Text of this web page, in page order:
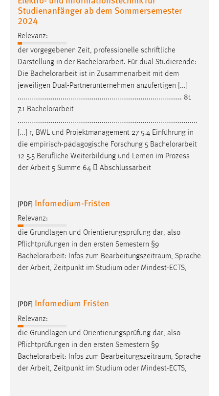
Studienanfänger ab dem Sommersemester
2024
Relevanz:
der vorgegebenen Zeit, professionelle schriftliche
Darstellung in der Bachelorarbeit. Für dual Studierende:
Die Bachelorarbeit ist in Zusammenarbeit mit dem
jeweiligen Dual-Partnerunternehmen anzufertigen [...]
.................................................................................... 81
7.1 Bachelorarbeit
............................................................................................
[...] r, BWL und Projektmanagement 27 5.4 Einführung in
die empirisch-pädagogische Forschung 5 Bachelorarbeit
12 5.5 Berufliche Weiterbildung und Lernen im Prozess
der Arbeit 5 Summe 64  Abschlussarbeit
[PDF] Infomedium-Fristen
Relevanz:
die Grundlagen und Orientierungsprüfung dar, also
Pflichtprüfungen in den ersten Semestern §9
Bachelorarbeit: Infos zum Bearbeitungszeitraum, Sprache
der Arbeit, Zeitpunkt im Studium oder Mindest-ECTS,
[PDF] Infomedium Fristen
Relevanz:
die Grundlagen und Orientierungsprüfung dar, also
Pflichtprüfungen in den ersten Semestern §9
Bachelorarbeit: Infos zum Bearbeitungszeitraum, Sprache
der Arbeit, Zeitpunkt im Studium oder Mindest-ECTS,
staticfilecache
Zweck:
gespeichert, ob man eingeloggt ist.
Sprachpräferenz
Name:
site-language-preference
Zweck:
Das Cookie speichert die gewählte Sprache der Website.
Cookie Laufzeit:
30 Tage
Name:
MibewSessionID, MIBEW_UserID, mibew_locale, mibew-
chat-frame-style-5e9dbeb1811c0446
Zweck:
Wird benötigt um die Chatfunktion nutzen zu können.
Jahre, MIBEW_UserID = 1 Jahr
Login
Name:
fe_user, be_user, be_lastLoginProvider